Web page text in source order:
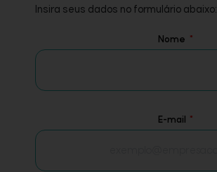
Insira seus dados no formulário abaixo:
Nome
E-mail